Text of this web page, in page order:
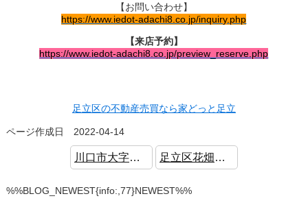
【お問い合わせ】
https://www.iedot-adachi8.co.jp/inquiry.php
【来店予約】
https://www.iedot-adachi8.co.jp/preview_reserve.php
足立区の不動産売買なら家どっと足立
ページ作成日 2022-04-14
川口市大字大竹 中古戸建 リフォーム済 足立区花畑 新築戸建 陽当り良好
%%BLOG_NEWEST{info:,77}NEWEST%%